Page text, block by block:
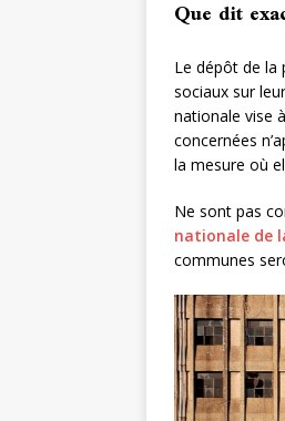
Que dit
Le dépôt de la
sociaux sur
nationale vise
concernées
la mesure où
Ne sont pas
nationale de
communes